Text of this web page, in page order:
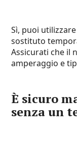
Sì, puoi
sostituto
Assicurati che il
amperaggio e
È sicuro
senza un